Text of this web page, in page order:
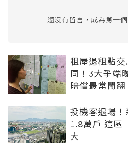
還沒有留言，成為第一
租屋退租點
同！3大爭端
賠償最常鬧翻
投機客退場
1.8萬戶 這區
大